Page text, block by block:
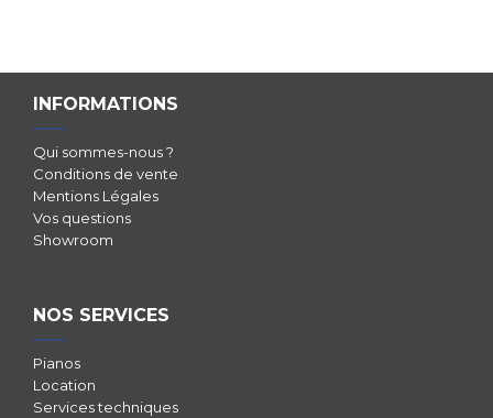
INFORMATIONS
Qui sommes-nous ?
Conditions de vente
Mentions Légales
Vos questions
Showroom
NOS SERVICES
Pianos
Location
Services techniques